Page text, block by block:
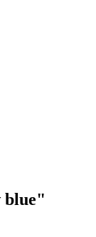
blue"